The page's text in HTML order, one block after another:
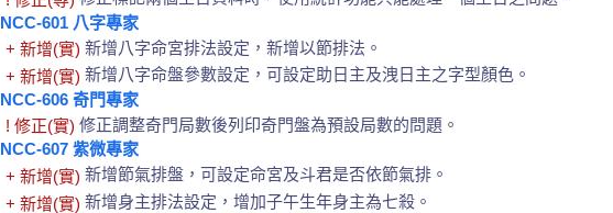
NCC-601 八字專家
+ 新增(實) 新增八字命宮排法設定，新增以節排法。
+ 新增(實) 新增八字命盤參數設定，可設定助日主及洩日主之字型顏色。
NCC-606 奇門專家
! 修正(實) 修正調整奇門局數後列印奇門盤為預設局數的問題。
NCC-607 紫微專家
+ 新增(實) 新增節氣排盤，可設定命宮及斗君是否依節氣排。
+ 新增(實) 新增身主排法設定，增加子午生年身主為七殺。